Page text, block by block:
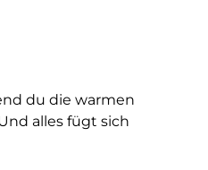
du die warmen
alles fügt sich